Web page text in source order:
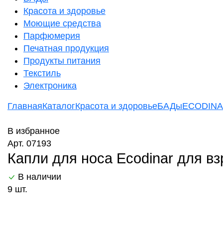
Красота и здоровье
Моющие средства
Парфюмерия
Печатная продукция
Продукты питания
Текстиль
Электроника
ГлавнаяКаталогКрасота и здоровьеБАДы
В избранное
Арт. 07193
Капли для носа Ecodinar для
В наличии
9 шт.